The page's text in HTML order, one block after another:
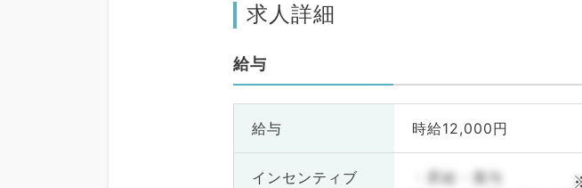
求人詳細
給与
給与 時給12,000円
インセンティブ
・昇給・賞与